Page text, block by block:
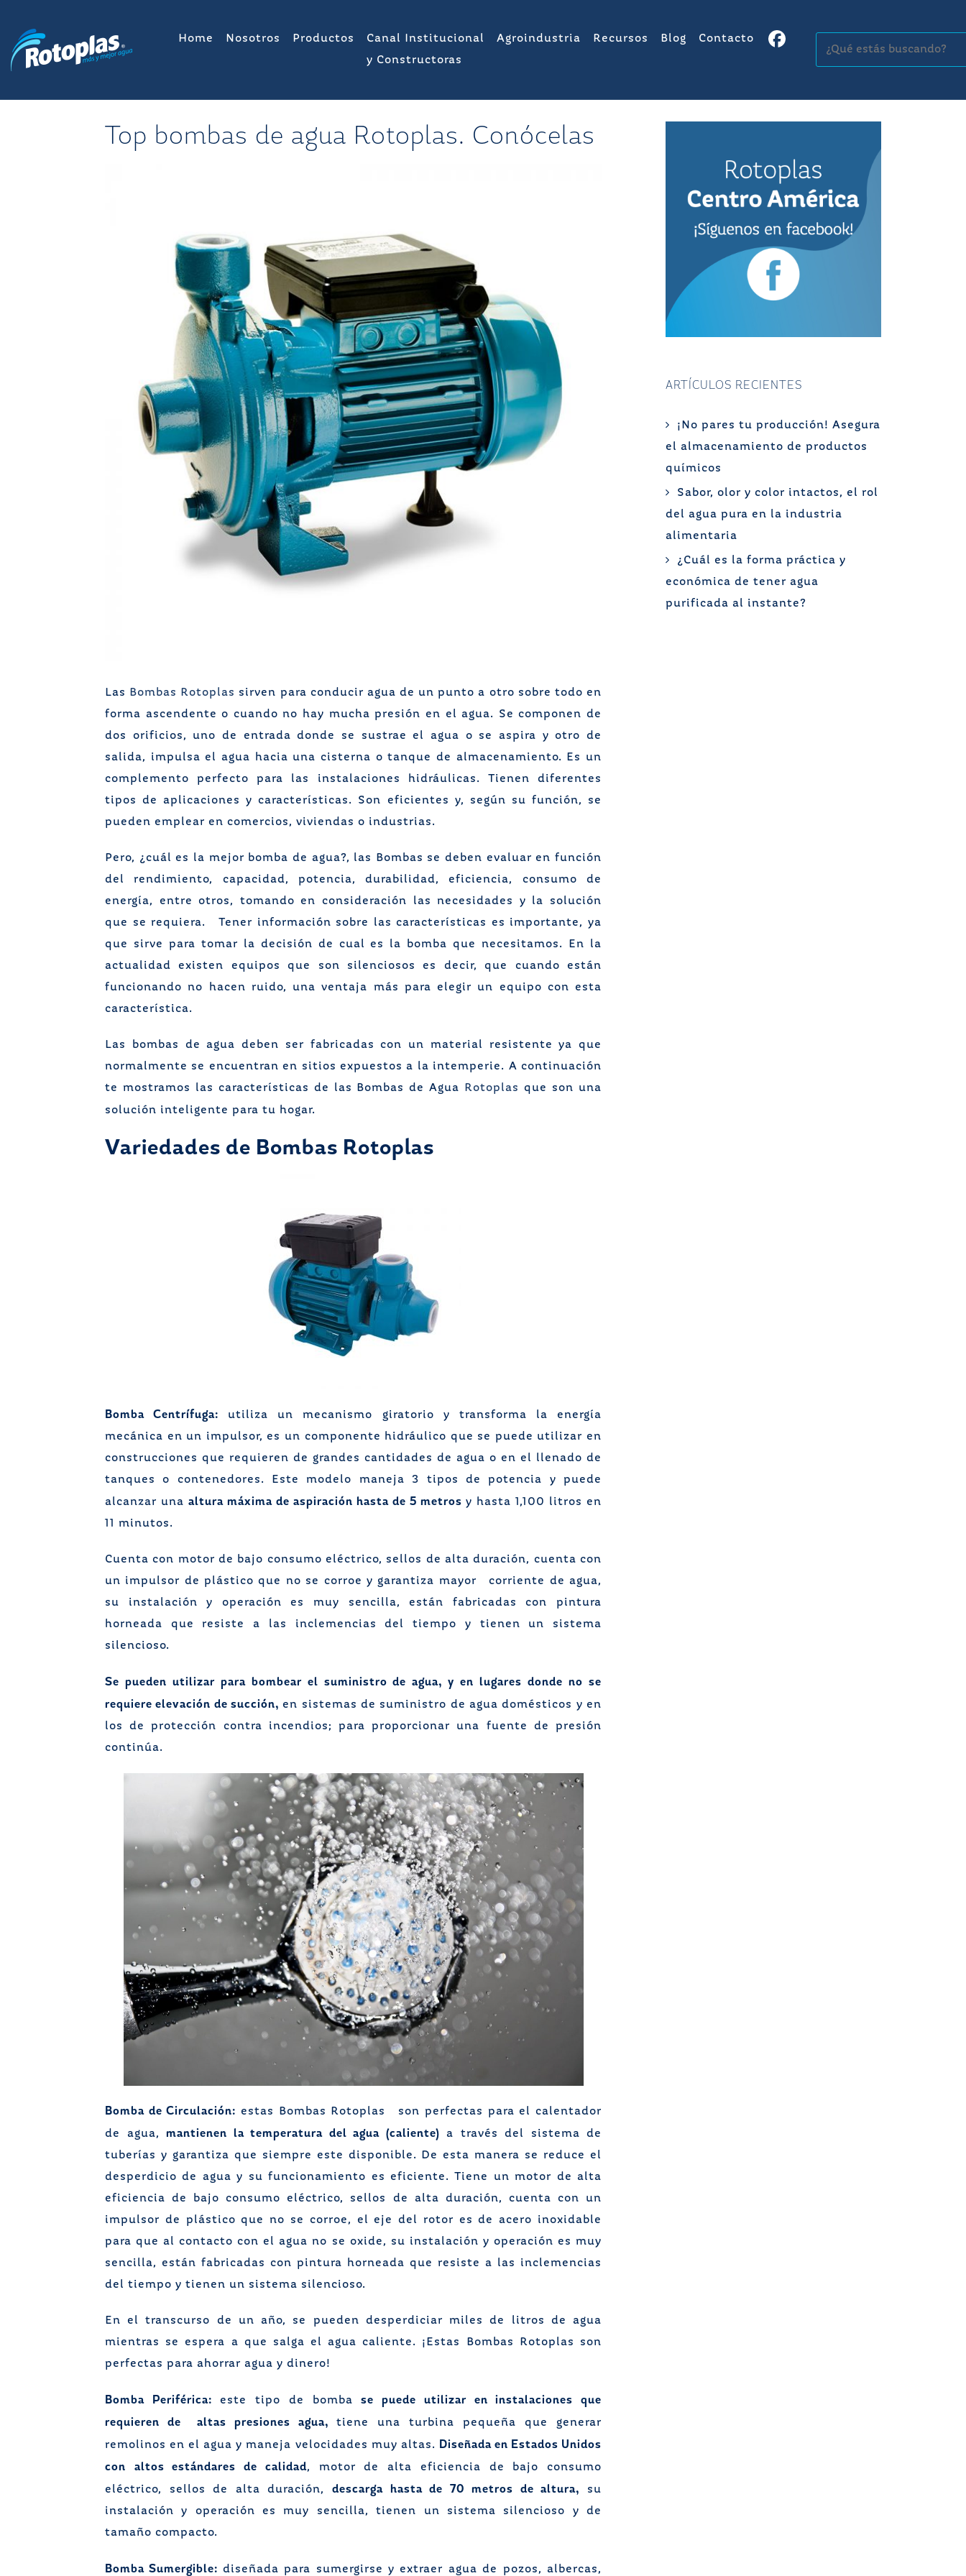
contenido
Home Nosotros Productos
Canal Institucional
y Constructoras
Agroindustria Recursos Blog Contacto Buscar:
Top bombas de agua Rotoplas. Conócelas
Las Bombas Rotoplas sirven para conducir agua de un punto a otro sobre todo en
forma ascendente o cuando no hay mucha presión en el agua. Se componen de
dos orificios, uno de entrada donde se sustrae el agua o se aspira y otro de
salida, impulsa el agua hacia una cisterna o tanque de almacenamiento. Es un
complemento perfecto para las instalaciones hidráulicas. Tienen diferentes
tipos de aplicaciones y características. Son eficientes y, según su función, se
pueden emplear en comercios, viviendas o industrias.
Pero, ¿cuál es la mejor bomba de agua?, las Bombas se deben evaluar en función
del rendimiento, capacidad, potencia, durabilidad, eficiencia, consumo de
energía, entre otros, tomando en consideración las necesidades y la solución
que se requiera. Tener información sobre las características es importante, ya
que sirve para tomar la decisión de cual es la bomba que necesitamos. En la
actualidad existen equipos que son silenciosos es decir, que cuando están
funcionando no hacen ruido, una ventaja más para elegir un equipo con esta
característica.
Las bombas de agua deben ser fabricadas con un material resistente ya que
normalmente se encuentran en sitios expuestos a la intemperie. A continuación
te mostramos las características de las Bombas de Agua
Rotoplas que son una
solución inteligente para tu hogar.
Variedades de Bombas Rotoplas
Bomba Centrífuga: utiliza un mecanismo giratorio y transforma la energía
mecánica en un impulsor, es un componente hidráulico que se puede utilizar en
construcciones que requieren de grandes cantidades de agua o en el llenado de
tanques o contenedores. Este modelo maneja 3 tipos de potencia y puede
alcanzar una altura máxima de aspiración hasta de 5 metros y hasta 1,100 litros en
11 minutos.
Cuenta con motor de bajo consumo eléctrico, sellos de alta duración, cuenta con
un impulsor de plástico que no se corroe y garantiza mayor corriente de agua,
su instalación y operación es muy sencilla, están fabricadas con pintura
horneada que resiste a las inclemencias del tiempo y tienen un sistema
silencioso.
Se pueden utilizar para bombear el suministro de agua, y en lugares donde no se
requiere elevación de succión, en sistemas de suministro de agua domésticos y en
los de protección contra incendios; para proporcionar una fuente de presión
continúa.
Bomba de Circulación: estas Bombas Rotoplas son perfectas para el calentador
de agua, mantienen la temperatura del agua (caliente) a través del sistema de
tuberías y garantiza que siempre este disponible. De esta manera se reduce el
desperdicio de agua y su funcionamiento es eficiente. Tiene un motor de alta
eficiencia de bajo consumo eléctrico, sellos de alta duración, cuenta con un
impulsor de plástico que no se corroe, el eje del rotor es de acero inoxidable
para que al contacto con el agua no se oxide, su instalación y operación es muy
sencilla, están fabricadas con pintura horneada que resiste a las inclemencias
del tiempo y tienen un sistema silencioso.
En el transcurso de un año, se pueden desperdiciar miles de litros de agua
mientras se espera a que salga el agua caliente. ¡Estas Bombas Rotoplas son
perfectas para ahorrar agua y dinero!
Bomba Periférica: este tipo de bombase puede utilizar en instalaciones que
requieren de altas presiones agua, tiene una turbina pequeña que generar
remolinos en el agua y maneja velocidades muy altas. Diseñada en Estados Unidos
con
altos estándares de calidad, motor de alta eficiencia de bajo consumo
eléctrico, sellos de alta duración, descarga hasta de 70 metros de altura, su
instalación y operación es muy sencilla, tienen un sistema silencioso y de
tamaño compacto.
Bomba Sumergible: diseñada para sumergirse y extraer agua de pozos, albercas,
ARTÍCULOS RECIENTES
¡No pares tu producción! Asegura
el almacenamiento de productos
químicos
Sabor, olor y color intactos, el rol
del agua pura en la industria
alimentaria
¿Cuál es la forma práctica y
económica de tener agua
purificada al instante?